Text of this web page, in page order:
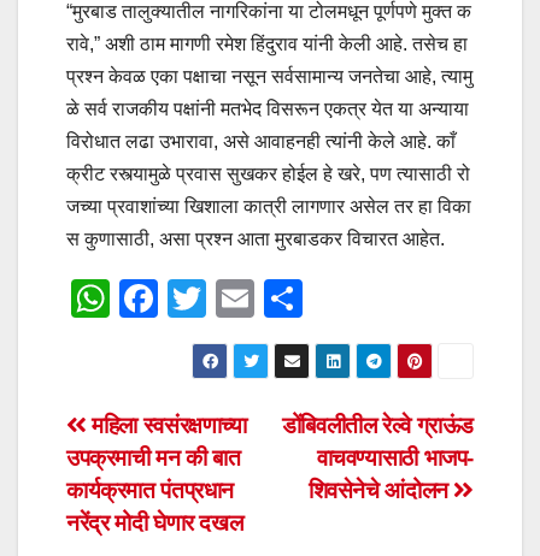
“मुरबाड तालुक्यातील नागरिकांना या टोलमधून पूर्णपणे मुक्त क
रावे,” अशी ठाम मागणी रमेश हिंदुराव यांनी केली आहे. तसेच हा
प्रश्न केवळ एका पक्षाचा नसून सर्वसामान्य जनतेचा आहे, त्यामु
ळे सर्व राजकीय पक्षांनी मतभेद विसरून एकत्र येत या अन्याया
विरोधात लढा उभारावा, असे आवाहनही त्यांनी केले आहे. काँ
क्रीट रस्त्यामुळे प्रवास सुखकर होईल हे खरे, पण त्यासाठी रो
जच्या प्रवाशांच्या खिशाला कात्री लागणार असेल तर हा विका
स कुणासाठी, असा प्रश्न आता मुरबाडकर विचारत आहेत.
W
s
A
p
p
F
e
b
o
o
T
wi
tt
er
E
m
ail
h
ar
e
Post
navigation
डोंबिवलीतील रेल्वे ग्राऊंड
वाचवण्यासाठी भाजप-
शिवसेनेचे आंदोलन
महिला स्वसंरक्षणाच्या
उपक्रमाची मन की बात
कार्यक्रमात पंतप्रधान
नरेंद्र मोदी घेणार दखल